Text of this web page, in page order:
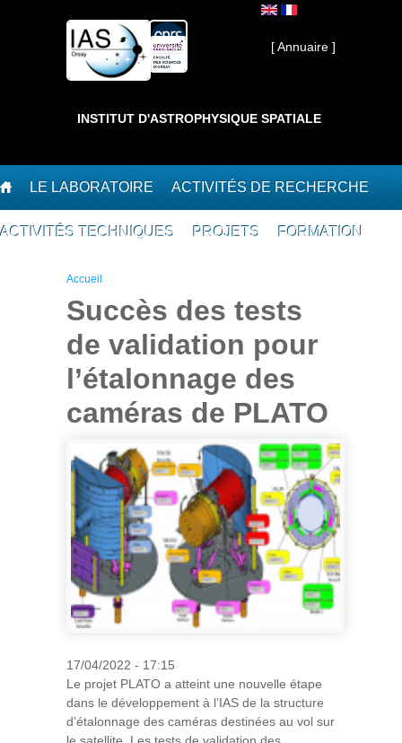
Interne ]
[ Annuaire ]
INSTITUT D'ASTROPHYSIQUE SPATIALE
LE LABORATOIRE ACTIVITÉS DE RECHERCHE
ACTIVITÉS TECHNIQUES PROJETS FORMATION
Vous êtes ici
Accueil
Succès des tests
de validation pour
l’étalonnage des
caméras de PLATO
17/04/2022 - 17:15
Le projet PLATO a atteint une nouvelle étape
dans le développement à l’IAS de la structure
d’étalonnage des caméras destinées au vol sur